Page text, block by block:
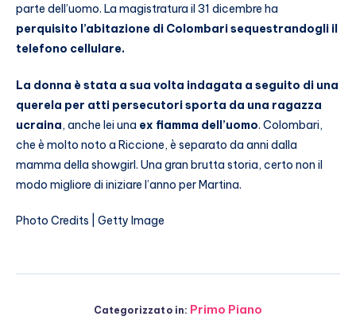
parte dell’uomo. La magistratura il 31 dicembre ha
perquisito l’abitazione di Colombari sequestrandogli il
telefono cellulare.
La donna è stata a sua volta indagata a seguito di una
querela per atti persecutori sporta da una ragazza
ucraina, anche lei una ex fiamma dell’uomo. Colombari,
che è molto noto a Riccione, è separato da anni dalla
mamma della showgirl. Una gran brutta storia, certo non il
modo migliore di iniziare l’anno per Martina.
Photo Credits | Getty Image
Categorizzato in: Primo Piano